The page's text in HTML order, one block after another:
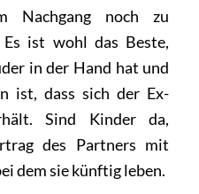
Nachgang noch zu
ist wohl das Beste,
in der Hand hat und
ist, dass sich der Ex-
Sind Kinder da,
des Partners mit
dem sie künftig leben.